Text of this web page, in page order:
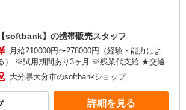
【softbank】の携帯販売スタッフ
月給210000円〜278000円（経験・能力によ
） ※試用期間あり3ヶ月 ※残業代支給 ★交通費
途支給（規定あり） ゜+゜・。○。・゜+゜・。
・゜+゜ 入社祝い金10万円支給(規定有) お友達
紹介頂くと, インセンティブ支給(規定有) ゜・。
・゜+゜・。○。・゜+゜
大分県大分市のsoftbankショップ
詳細を見る